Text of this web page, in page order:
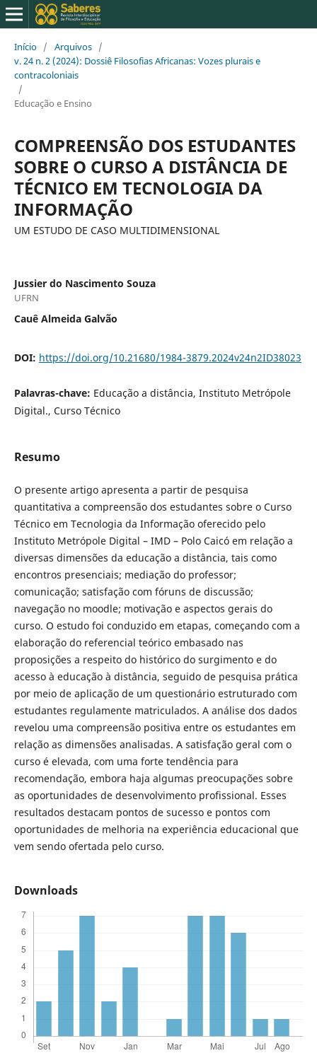
Início / Arquivos /
v. 24 n. 2 (2024): Dossiê Filosofias Africanas: Vozes plurais e
contracoloniais
/
Educação e Ensino
COMPREENSÃO DOS ESTUDANTES
SOBRE O CURSO A DISTÂNCIA DE
TÉCNICO EM TECNOLOGIA DA
INFORMAÇÃO
UM ESTUDO DE CASO MULTIDIMENSIONAL
Jussier do Nascimento Souza
UFRN
Cauê Almeida Galvão
DOI: https://doi.org/10.21680/1984-3879.2024v24n2ID38023
Palavras-chave: Educação a distância, Instituto Metrópole
Digital., Curso Técnico
Resumo
O presente artigo apresenta a partir de pesquisa
quantitativa a compreensão dos estudantes sobre o Curso
Técnico em Tecnologia da Informação oferecido pelo
Instituto Metrópole Digital – IMD – Polo Caicó em relação a
diversas dimensões da educação a distância, tais como
encontros presenciais; mediação do professor;
comunicação; satisfação com fóruns de discussão;
navegação no moodle; motivação e aspectos gerais do
curso. O estudo foi conduzido em etapas, começando com a
elaboração do referencial teórico embasado nas
proposições a respeito do histórico do surgimento e do
acesso à educação à distância, seguido de pesquisa prática
por meio de aplicação de um questionário estruturado com
estudantes regulamente matriculados. A análise dos dados
revelou uma compreensão positiva entre os estudantes em
relação as dimensões analisadas. A satisfação geral com o
curso é elevada, com uma forte tendência para
recomendação, embora haja algumas preocupações sobre
as oportunidades de desenvolvimento profissional. Esses
resultados destacam pontos de sucesso e pontos com
oportunidades de melhoria na experiência educacional que
vem sendo ofertada pelo curso.
Downloads